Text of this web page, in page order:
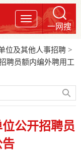
导
航
一网搜
位及其他人事招聘 >
聘员额内编外聘用工
公开招聘员
告